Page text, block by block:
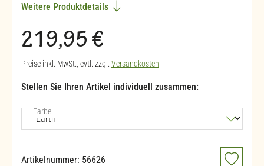
Weitere Produktdetails
Regulärer Preis:
219,95 €
Preise inkl. MwSt., evtl. zzgl. Versandkosten
Stellen Sie Ihren Artikel individuell zusammen:
Farbeauswählen
Artikelnummer: 56626